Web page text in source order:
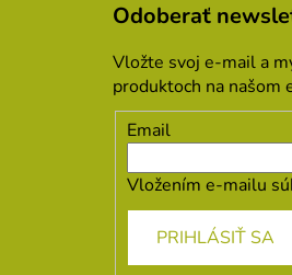
Odoberať
Vložte svoj e-mail a
produktoch na našom
Email
Vložením e-mailu
PRIHLÁSIŤ SA